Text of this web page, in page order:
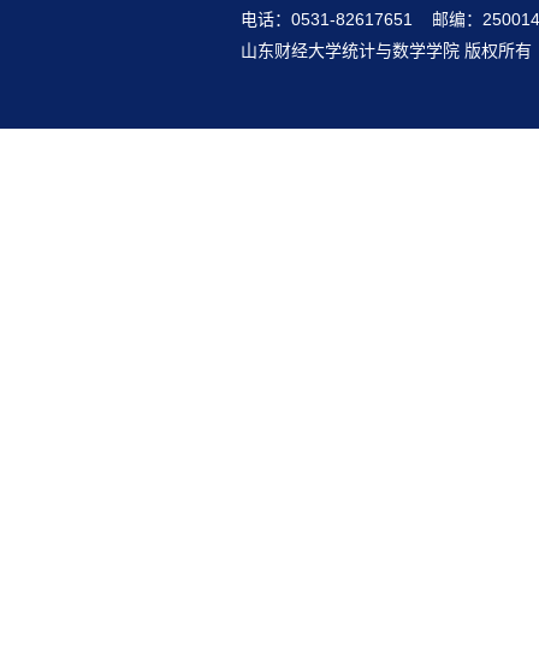
电话：0531-82617651 邮编：250014
山东财经大学统计与数学学院 版权所有